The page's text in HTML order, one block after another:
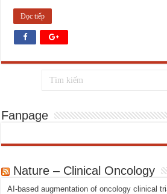
Đọc tiếp
Fanpage
Nature – Clinical Oncology
AI-based augmentation of oncology clinical